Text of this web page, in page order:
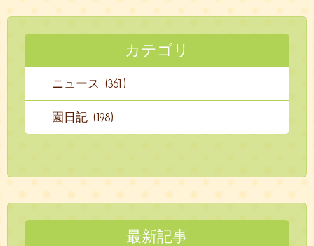
カテゴリ
ニュース (361)
園日記 (198)
最新記事